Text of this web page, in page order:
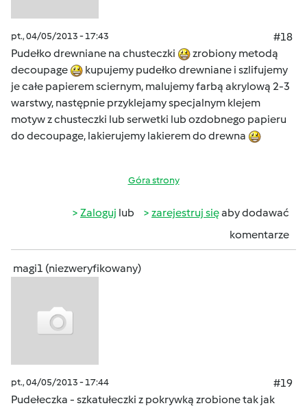
pt., 04/05/2013 - 17:43
#18
Pudełko drewniane na chusteczki
zrobiony metodą
decoupage
kupujemy pudełko drewniane i szlifujemy
je całe papierem sciernym, malujemy farbą akrylową 2-3
warstwy, następnie przyklejamy specjalnym klejem
motyw z chusteczki lub serwetki lub ozdobnego papieru
do decoupage, lakierujemy lakierem do drewna
Góra strony
Zaloguj lub zarejestruj sięaby dodawać
komentarze
magi1 (niezweryfikowany)
pt., 04/05/2013 - 17:44
#19
Pudełeczka - szkatułeczki z pokrywką zrobione tak jak